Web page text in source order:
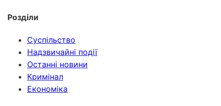
Розділи
Суспільство
Надзвичайні події
Останні новини
Кримінал
Економіка